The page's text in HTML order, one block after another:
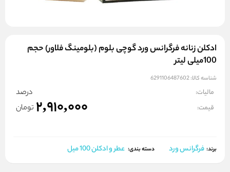
ادکلن زنانه فرگرانس ورد گوچی بلوم (بلومینگ فلاور) حجم
100میلی لیتر
شناسه کالا:6291106487602
مالیات: درصد
قیمت: 2,910,000 تومان
برند: فرگرانس ورد دسته بندی: عطر و ادکلن 100 میل